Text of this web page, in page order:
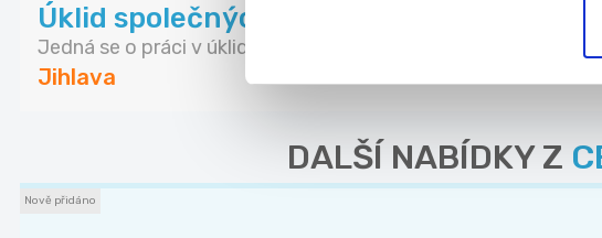
Úklid společných prostor bytových domů
Jedná se o práci v úklidu bytových domů. Uklízej...
Jihlava
DALŠÍ NABÍDKY Z
Nově přidáno